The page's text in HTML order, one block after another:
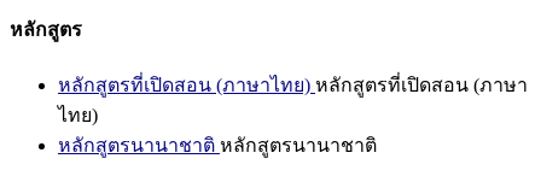
หลักสูตร
หลักสูตรที่เปิดสอน (ภาษาไทย) หลักสูตรที่เปิดสอน (ภาษา
ไทย)
หลักสูตรนานาชาติ หลักสูตรนานาชาติ